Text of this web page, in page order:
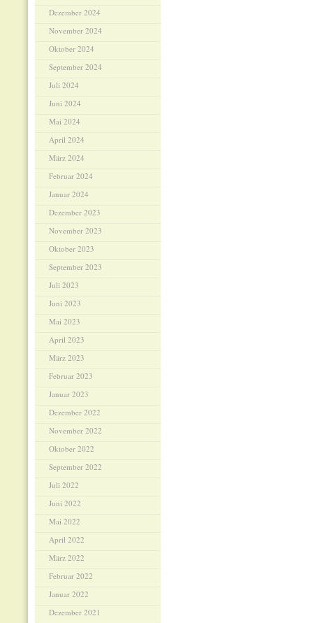
Dezember 2024
November 2024
Oktober 2024
September 2024
Juli 2024
Juni 2024
Mai 2024
April 2024
März 2024
Februar 2024
Januar 2024
Dezember 2023
November 2023
Oktober 2023
September 2023
Juli 2023
Juni 2023
Mai 2023
April 2023
März 2023
Februar 2023
Januar 2023
Dezember 2022
November 2022
Oktober 2022
September 2022
Juli 2022
Juni 2022
Mai 2022
April 2022
März 2022
Februar 2022
Januar 2022
Dezember 2021